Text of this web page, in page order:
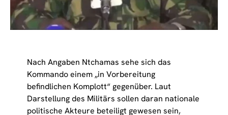
Nach Angaben Ntchamas sehe sich das
Kommando einem „in Vorbereitung
befindlichen Komplott“ gegenüber. Laut
Darstellung des Militärs sollen daran nationale
politische Akteure beteiligt gewesen sein,